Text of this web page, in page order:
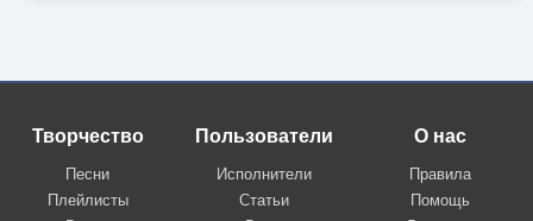
Творчество
Песни
Плейлисты
Пользователи
Исполнители
Статьи
О нас
Правила
Помощь